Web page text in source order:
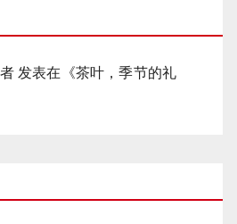
发表在《茶叶，季节的礼